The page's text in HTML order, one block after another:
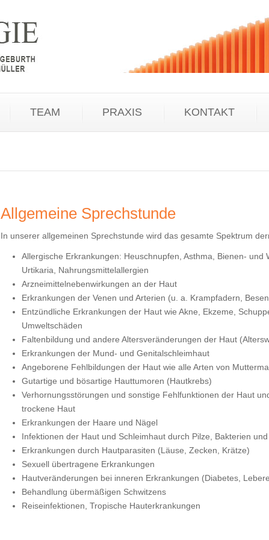
TEAM PRAXIS KONTAKT
Allgemeine Sprechstunde
In unserer allgemeinen Sprechstunde wird das gesamte Spektrum
Allergische Erkrankungen: Heuschnupfen, Asthma, Bienen- und
Urtikaria, Nahrungsmittelallergien
Arzneimittelnebenwirkungen an der Haut
Erkrankungen der Venen und Arterien (u. a. Krampfadern,
Entzündliche Erkrankungen der Haut wie Akne, Ekzeme,
Umweltschäden
Faltenbildung und andere Altersveränderungen der Haut
Erkrankungen der Mund- und Genitalschleimhaut
Angeborene Fehlbildungen der Haut wie alle Arten von
Gutartige und bösartige Hauttumoren (Hautkrebs)
Verhornungsstörungen und sonstige Fehlfunktionen der Haut
trockene Haut
Erkrankungen der Haare und Nägel
Infektionen der Haut und Schleimhaut durch Pilze, Bakterien
Erkrankungen durch Hautparasiten (Läuse, Zecken, Krätze)
Sexuell übertragene Erkrankungen
Hautveränderungen bei inneren Erkrankungen (Diabetes,
Behandlung übermäßigen Schwitzens
Reiseinfektionen, Tropische Hauterkrankungen